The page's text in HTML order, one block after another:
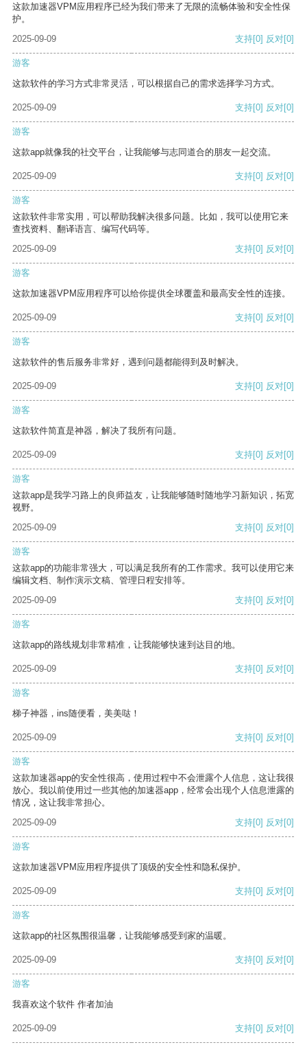
这款加速器VPM应用程序已经为我们带来了无限的流畅体验和安全性保
护。
2025-09-09
支持[0] 反对[0]
游客
这款软件的学习方式非常灵活，可以根据自己的需求选择学习方式。
2025-09-09 支持[0] 反对[0]
游客
这款app就像我的社交平台，让我能够与志同道合的朋友一起交流。
2025-09-09 支持[0] 反对[0]
游客
这款软件非常实用，可以帮助我解决很多问题。比如，我可以使用它来
查找资料、翻译语言、编写代码等。
2025-09-09
支持[0] 反对[0]
游客
这款加速器VPM应用程序可以给你提供全球覆盖和最高安全性的连接。
2025-09-09 支持[0] 反对[0]
游客
这款软件的售后服务非常好，遇到问题都能得到及时解决。
2025-09-09 支持[0] 反对[0]
游客
这款软件简直是神器，解决了我所有问题。
2025-09-09 支持[0] 反对[0]
游客
这款app是我学习路上的良师益友，让我能够随时随地学习新知识，拓宽
视野。
2025-09-09
支持[0] 反对[0]
游客
这款app的功能非常强大，可以满足我所有的工作需求。我可以使用它来
编辑文档、制作演示文稿、管理日程安排等。
2025-09-09
支持[0] 反对[0]
游客
这款app的路线规划非常精准，让我能够快速到达目的地。
2025-09-09 支持[0] 反对[0]
游客
梯子神器，ins随便看，美美哒！
2025-09-09 支持[0] 反对[0]
游客
这款加速器app的安全性很高，使用过程中不会泄露个人信息，这让我很
放心。我以前使用过一些其他的加速器app，经常会出现个人信息泄露的
情况，这让我非常担心。
2025-09-09
支持[0] 反对[0]
游客
这款加速器VPM应用程序提供了顶级的安全性和隐私保护。
2025-09-09 支持[0] 反对[0]
游客
这款app的社区氛围很温馨，让我能够感受到家的温暖。
2025-09-09 支持[0] 反对[0]
游客
我喜欢这个软件 作者加油
2025-09-09 支持[0] 反对[0]